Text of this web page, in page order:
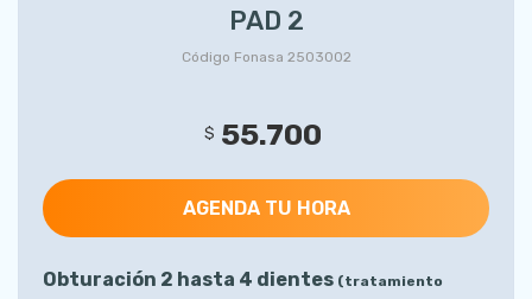
PAD 2
Código Fonasa 2503002
$ 55.700
AGENDA TU HORA
Obturación 2 hasta 4 dientes (tratamiento